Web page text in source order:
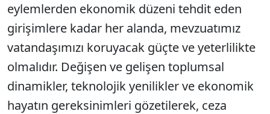
eylemlerden ekonomik düzeni tehdit eden
girişimlere kadar her alanda, mevzuatımız
vatandaşımızı koruyacak güçte ve yeterlilikte
olmalıdır. Değişen ve gelişen toplumsal
dinamikler, teknolojik yenilikler ve ekonomik
hayatın gereksinimleri gözetilerek, ceza